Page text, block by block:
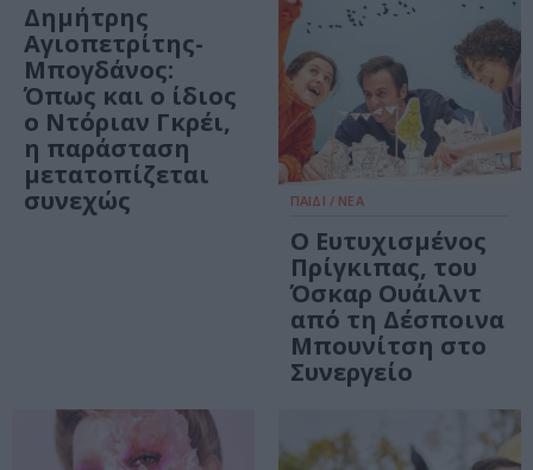
Δημήτρης
Αγιοπετρίτης-
Μπογδάνος:
Όπως και ο ίδιος
ο Ντόριαν Γκρέι,
η παράσταση
μετατοπίζεται
συνεχώς
ΠΑΙΔΙ / ΝΕΑ
Ο Ευτυχισμένος
Πρίγκιπας, του
Όσκαρ Ουάιλντ
από τη Δέσποινα
Μπουνίτση στο
Συνεργείο